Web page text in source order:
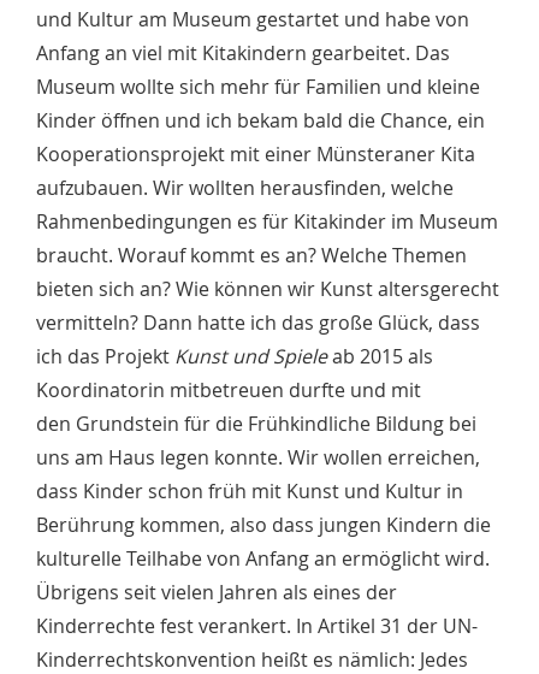
und Kultur am Museum gestartet und habe von
Anfang an viel mit Kitakindern gearbeitet. Das
Museum wollte sich mehr für Familien und kleine
Kinder öffnen und ich bekam bald die Chance, ein
Kooperationsprojekt mit einer Münsteraner Kita
aufzubauen. Wir wollten herausfinden, welche
Rahmenbedingungen es für Kitakinder im Museum
braucht. Worauf kommt es an? Welche Themen
bieten sich an? Wie können wir Kunst altersgerecht
vermitteln? Dann hatte ich das große Glück, dass
ich das Projekt Kunst und Spieleab 2015 als
Koordinatorin mitbetreuen durfte und mit
den Grundstein für die Frühkindliche Bildung bei
uns am Haus legen konnte. Wir wollen erreichen,
dass Kinder schon früh mit Kunst und Kultur in
Berührung kommen, also dass jungen Kindern die
kulturelle Teilhabe von Anfang an ermöglicht wird.
Übrigens seit vielen Jahren als eines der
Kinderrechte fest verankert. In Artikel 31 der UN-
Kinderrechtskonvention heißt es nämlich: Jedes